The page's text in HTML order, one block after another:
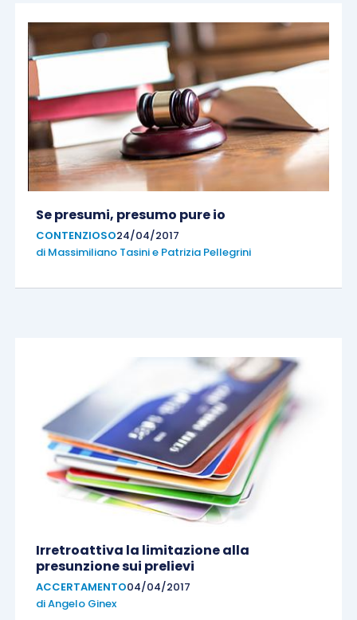
Se presumi, presumo pure io
CONTENZIOSO24/04/2017
di Massimiliano Tasinie Patrizia Pellegrini
Irretroattiva la limitazione alla
presunzione sui prelievi
ACCERTAMENTO04/04/2017
diAngelo Ginex